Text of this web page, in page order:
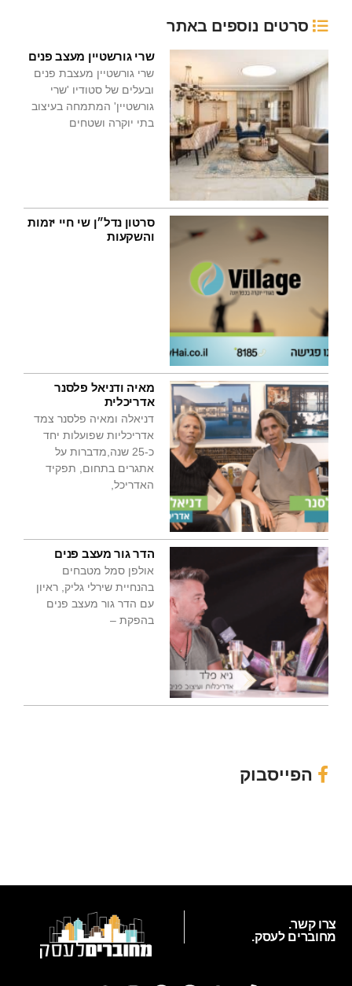
סרטים נוספים באתר
שרי גורשטיין מעצב פנים
שרי גורשטיין מעצבת פנים
ובעלים של סטודיו 'שרי
גורשטיין' המתמחה בעיצוב
בתי יוקרה ושטחים
סרטון נדל״ן שי חיי יזמות
והשקעות
מאיה ודניאל פלסנר
אדריכלית
דניאלה ומאיה פלסנר צמד
אדריכליות שפועלות יחד
כ-25 שנה,מדברות על
אתגרים בתחום, תפקיד
האדריכל,
הדר גור מעצב פנים
אולפן סמל מטבחים
בהנחיית שירלי גליק, ראיון
עם הדר גור מעצב פנים
בהפקת –
הפייסבוק
צרו קשר.
מחוברים לעסק.